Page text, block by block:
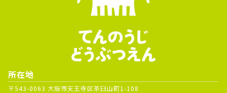
所在地
〒543-0063 大阪市天王寺区茶臼山町1-108